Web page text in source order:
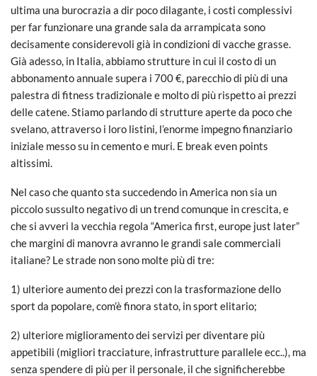
ultima una burocrazia a dir poco dilagante, i costi complessivi
per far funzionare una grande sala da arrampicata sono
decisamente considerevoli già in condizioni di vacche grasse.
Già adesso, in Italia, abbiamo strutture in cui il costo di un
abbonamento annuale supera i 700 €, parecchio di più di una
palestra di fitness tradizionale e molto di più rispetto ai prezzi
delle catene. Stiamo parlando di strutture aperte da poco che
svelano, attraverso i loro listini, l’enorme impegno finanziario
iniziale messo su in cemento e muri. E break even points
altissimi.
Nel caso che quanto sta succedendo in America non sia un
piccolo sussulto negativo di un trend comunque in crescita, e
che si avveri la vecchia regola “America first, europe just later”
che margini di manovra avranno le grandi sale commerciali
italiane? Le strade non sono molte più di tre:
1) ulteriore aumento dei prezzi con la trasformazione dello
sport da popolare, com’è finora stato, in sport elitario;
2) ulteriore miglioramento dei servizi per diventare più
appetibili (migliori tracciature, infrastrutture parallele ecc..), ma
senza spendere di più per il personale, il che significherebbe